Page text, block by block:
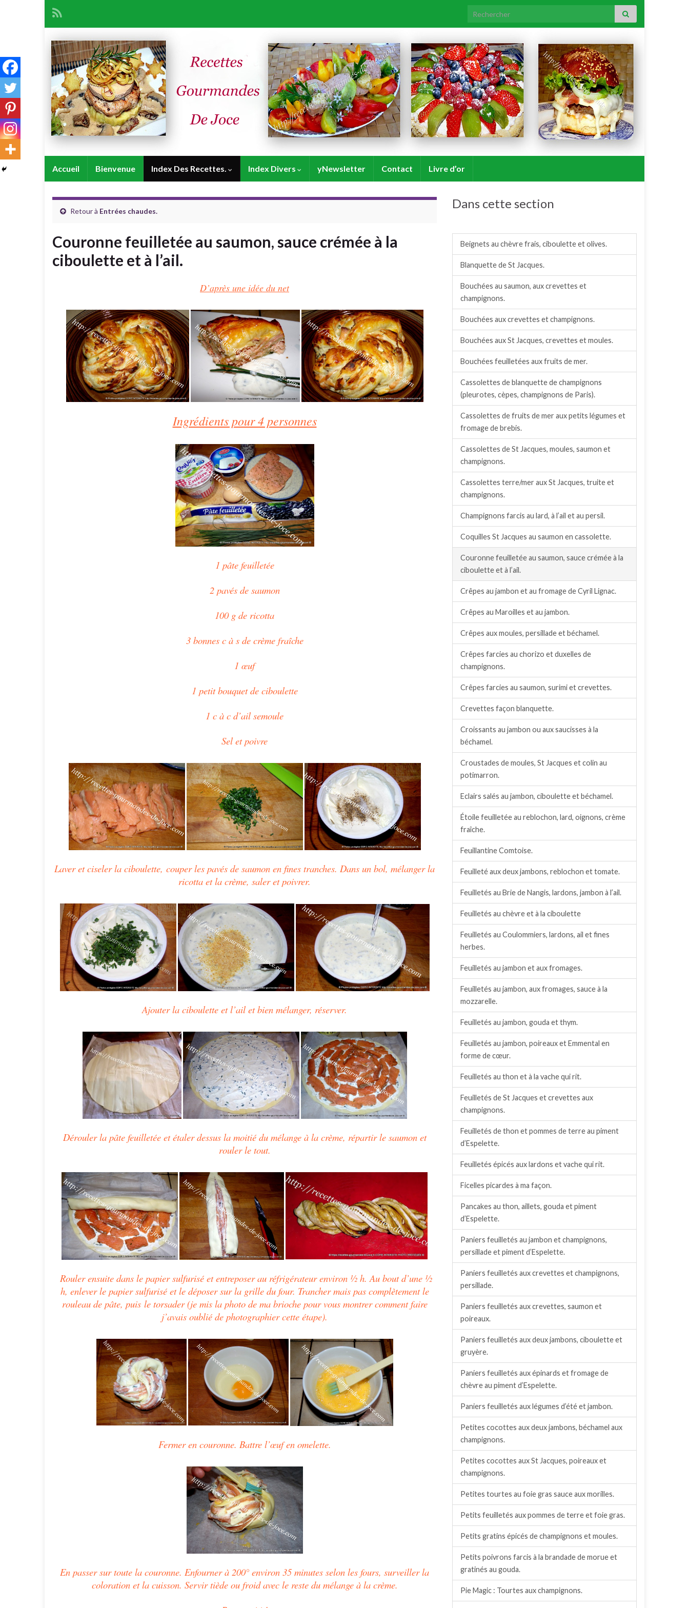
Search for:
Accueil Bienvenue Index Des Recettes. Index Divers yNewsletter Contact Livre d’or
Retour à Entrées chaudes.
Couronne feuilletée au saumon, sauce crémée à la
ciboulette et à l’ail.
D’après une idée du net
Ingrédients pour 4 personnes
1 pâte feuilletée
2 pavés de saumon
100 g de ricotta
3 bonnes c à s de crème fraîche
1 œuf
1 petit bouquet de ciboulette
1 c à c d’ail semoule
Sel et poivre
Laver et ciseler la ciboulette, couper les pavés de saumon en fines tranches. Dans un bol, mélanger la
ricotta et la crème, saler et poivrer.
Ajouter la ciboulette et l’ail et bien mélanger, réserver.
Dérouler la pâte feuilletée et étaler dessus la moitié du mélange à la crème, répartir le saumon et
rouler le tout.
Rouler ensuite dans le papier sulfurisé et entreposer au réfrigérateur environ ½ h. Au bout d’une ½
h, enlever le papier sulfurisé etle déposer sur la grille du four. Trancher mais pas complètement le
rouleau de pâte, puis le torsader (je mis la photo de ma brioche pour vous montrer comment faire
j’avais oublié de photographier cette étape).
Fermer en couronne. Battre l’œuf en omelette.
En passer sur toute la couronne. Enfourner à 200° environ 35 minutes selon les fours, surveiller la
coloration et la cuisson. Servir tiède ou froid avec le reste du mélange à la crème.
Dans cette section
Beignets au chèvre frais, ciboulette et olives.
Blanquette de St Jacques.
Bouchées au saumon, aux crevettes et
champignons.
Bouchées aux crevettes et champignons.
Bouchées aux St Jacques, crevettes et moules.
Bouchées feuilletées aux fruits de mer.
Cassolettes de blanquette de champignons
(pleurotes, cèpes, champignons de Paris).
Cassolettes de fruits de mer aux petits légumes et
fromage de brebis.
Cassolettes de St Jacques, moules, saumon et
champignons.
Cassolettes terre/mer aux St Jacques, truite et
champignons.
Champignons farcis au lard, à l’ail et au persil.
Coquilles St Jacques au saumon en cassolette.
Couronne feuilletée au saumon, sauce crémée à la
ciboulette et à l’ail.
Crêpes au jambon et au fromage de Cyril Lignac.
Crêpes au Maroilles et au jambon.
Crêpes aux moules, persillade et béchamel.
Crêpes farcies au chorizo et duxelles de
champignons.
Crêpes farcies au saumon, surimi et crevettes.
Crevettes façon blanquette.
Croissants au jambon ou aux saucisses à la
béchamel.
Croustades de moules, St Jacques et colin au
potimarron.
Eclairs salés au jambon, ciboulette et béchamel.
Étoile feuilletée au reblochon, lard, oignons, crème
fraîche.
Feuillantine Comtoise.
Feuilleté aux deux jambons, reblochon et tomate.
Feuilletés au Brie de Nangis, lardons, jambon à l’ail.
Feuilletés au chèvre et à la ciboulette
Feuilletés au Coulommiers, lardons, ail et fines
herbes.
Feuilletés au jambon et aux fromages.
Feuilletés au jambon, aux fromages, sauce à la
mozzarelle.
Feuilletés au jambon, gouda et thym.
Feuilletés au jambon, poireaux et Emmental en
forme de cœur.
Feuilletés au thon et à la vache qui rit.
Feuilletés de St Jacques et crevettes aux
champignons.
Feuilletés de thon et pommes de terre au piment
d’Espelette.
Feuilletés épicés aux lardons et vache qui rit.
Ficelles picardes à ma façon.
Pancakes au thon, aillets, gouda et piment
d’Espelette.
Paniers feuilletés au jambon et champignons,
persillade et piment d’Espelette.
Paniers feuilletés aux crevettes et champignons,
persillade.
Paniers feuilletés aux crevettes, saumon et
poireaux.
Paniers feuilletés aux deux jambons, ciboulette et
gruyère.
Paniers feuilletés aux épinards et fromage de
chèvre au piment d’Espelette.
Paniers feuilletés aux légumes d’été et jambon.
Petites cocottes aux deux jambons, béchamel aux
champignons.
Petites cocottes aux St Jacques, poireaux et
champignons.
Petites tourtes au foie gras sauce aux morilles.
Petits feuilletés aux pommes de terre et foie gras.
Petits gratins épicés de champignons et moules.
Petits poivrons farcis à la brandade de morue et
gratinés au gouda.
Pie Magic : Tourtes aux champignons.